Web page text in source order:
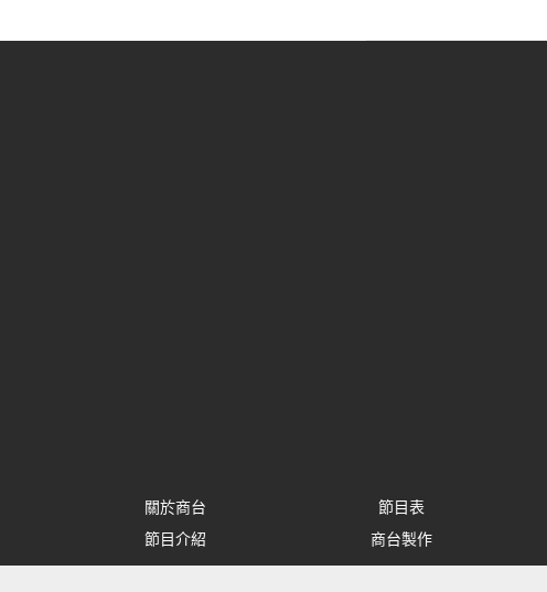
關於商台 節目表
節目介紹
商台製作